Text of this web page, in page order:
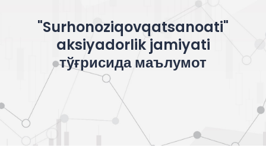
"Surhonoziqovqatsanoati"
aksiyadorlik jamiyati
тўғрисида маълумот